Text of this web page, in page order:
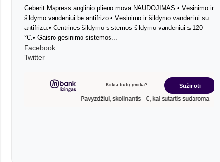
Geberit Mapress anglinio plieno mova.NAUDOJIMAS:• Vėsinimo ir
šildymo vandeniui be antifrizo.• Vėsinimo ir šildymo vandeniui su
antifrizu.• Centrinės šildymo sistemos šildymo vandeniui ≤ 120
°C.• Gaisro gesinimo sistemos...
Facebook
Twitter